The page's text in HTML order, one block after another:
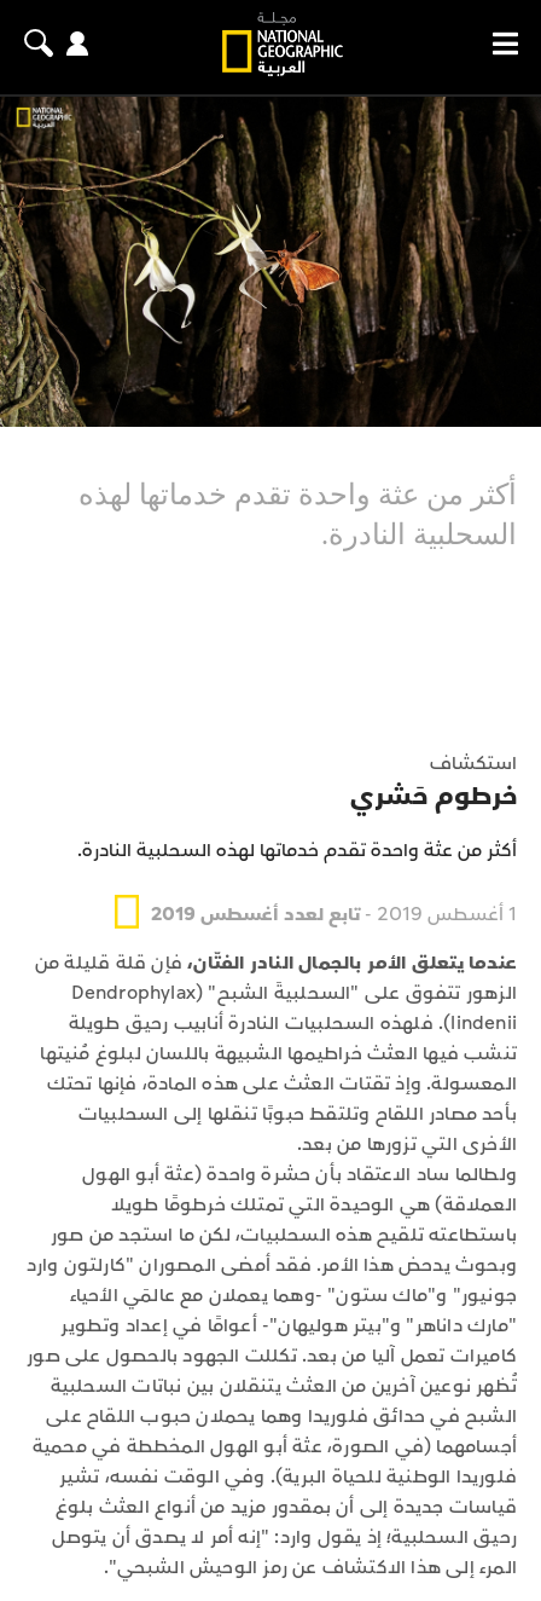
أكثر من عثة واحدة تقدم خدماتها لهذه
السحلبية النادرة.
استكشاف
خرطوم حَشري
أكثر من عثة واحدة تقدم خدماتها لهذه السحلبية النادرة.
1 أغسطس 2019 -
تابع لعدد أغسطس 2019
عندما يتعلق الأمر بالجمال النادر الفتّان،فإن قلة قليلة من
الزهور تتفوق على "السحلبيةَ الشبح" (Dendrophylax
lindenii). فلهذه السحلبيات النادرة أنابيب رحيق طويلة
تنشب فيها العثث خراطيمها الشبيهة باللسان لبلوغ مُنيتها
المعسولة. وإذ تقتات العثث على هذه المادة، فإنها تحتك
بأحد مصادر اللقاح وتلتقط حبوبًا تنقلها إلى السحلبيات
الأخرى التي تزورها من بعد.
ولطالما ساد الاعتقاد بأن حشرة واحدة (عثة أبو الهول
العملاقة) هي الوحيدة التي تمتلك خرطومًا طويلا
باستطاعته تلقيح هذه السحلبيات، لكن ما استجد من صور
وبحوث يدحض هذا الأمر. فقد أمضى المصوران "كارلتون وارد
جونيور" و"ماك ستون" -وهما يعملان مع عالمَي الأحياء
"مارك داناهر" و"بيتر هوليهان"- أعوامًا في إعداد وتطوير
كاميرات تعمل آليا من بعد. تكللت الجهود بالحصول على صور
تُظهر نوعين آخرين من العثث يتنقلان بين نباتات السحلبية
الشبح في حدائق فلوريدا وهما يحملان حبوب اللقاح على
أجسامهما (في الصورة، عثة أبو الهول المخططة في محمية
فلوريدا الوطنية للحياة البرية). وفي الوقت نفسه، تشير
قياسات جديدة إلى أن بمقدور مزيد من أنواع العثث بلوغ
رحيق السحلبية؛ إذ يقول وارد: "إنه أمر لا يصدق أن يتوصل
المرء إلى هذا الاكتشاف عن رمز الوحيش الشبحي".